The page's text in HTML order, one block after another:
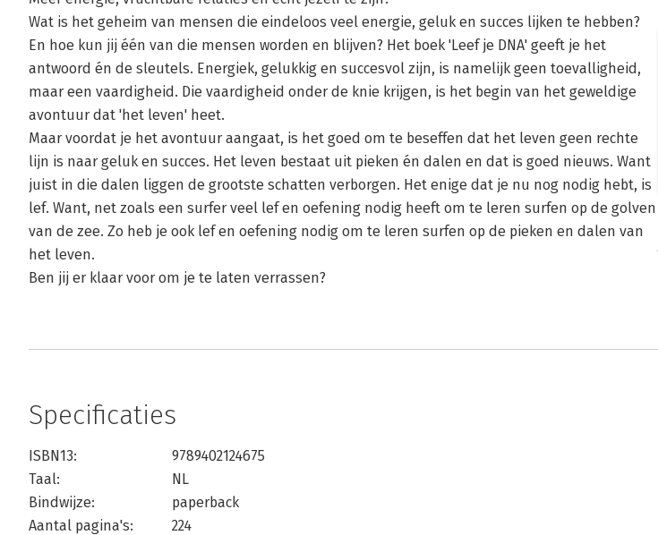
Wat is het geheim van mensen die eindeloos veel energie, geluk en succes lijken te hebben?
En hoe kun jij één van die mensen worden en blijven? Het boek 'Leef je DNA' geeft je het
antwoord én de sleutels. Energiek, gelukkig en succesvol zijn, is namelijk geen toevalligheid,
maar een vaardigheid. Die vaardigheid onder de knie krijgen, is het begin van het geweldige
avontuur dat 'het leven' heet.
Maar voordat je het avontuur aangaat, is het goed om te beseffen dat het leven geen rechte
lijn is naar geluk en succes. Het leven bestaat uit pieken én dalen en dat is goed nieuws. Want
juist in die dalen liggen de grootste schatten verborgen. Het enige dat je nu nog nodig hebt, is
lef. Want, net zoals een surfer veel lef en oefening nodig heeft om te leren surfen op de golven
van de zee. Zo heb je ook lef en oefening nodig om te leren surfen op de pieken en dalen van
het leven.
Ben jij er klaar voor om je te laten verrassen?
Specificaties
ISBN13:
9789402124675
Taal:
NL
Bindwijze:
paperback
Aantal pagina's:
224